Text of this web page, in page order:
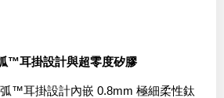
™耳掛設計與超零度矽膠
™耳掛設計內嵌 0.8mm 極細柔性鈦